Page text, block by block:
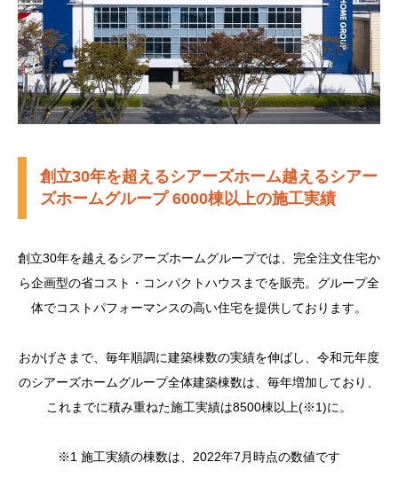
創立30年を超えるシアーズホーム越えるシアー
ズホームグループ 6000棟以上の施工実績
創立30年を越えるシアーズホームグループでは、完全注文住宅か
ら企画型の省コスト・コンパクトハウスまでを販売。グループ全
体でコストパフォーマンスの高い住宅を提供しております。
おかげさまで、毎年順調に建築棟数の実績を伸ばし、令和元年度
のシアーズホームグループ全体建築棟数は、毎年増加しており、
これまでに積み重ねた施工実績は8500棟以上(※1)に。
※1 施工実績の棟数は、2022年7月時点の数値です